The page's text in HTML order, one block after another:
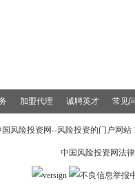
加盟代理 诚聘英才 常见
国风险投资网--风险投资的门户网
中国风险投资网法